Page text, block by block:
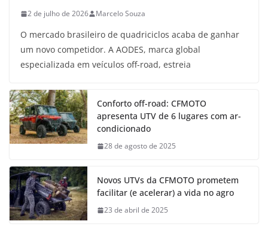
2 de julho de 2026 Marcelo Souza
O mercado brasileiro de quadriciclos acaba de ganhar
um novo competidor. A AODES, marca global
especializada em veículos off-road, estreia
Conforto off-road: CFMOTO
apresenta UTV de 6 lugares com ar-
condicionado
28 de agosto de 2025
Novos UTVs da CFMOTO prometem
facilitar (e acelerar) a vida no agro
23 de abril de 2025